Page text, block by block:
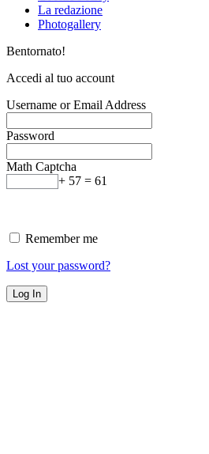
La redazione
Photogallery
Bentornato!
Accedi al tuo account
Username or Email Address
Password
Math Captcha
+ 57 = 61
Remember me
Lost your password?